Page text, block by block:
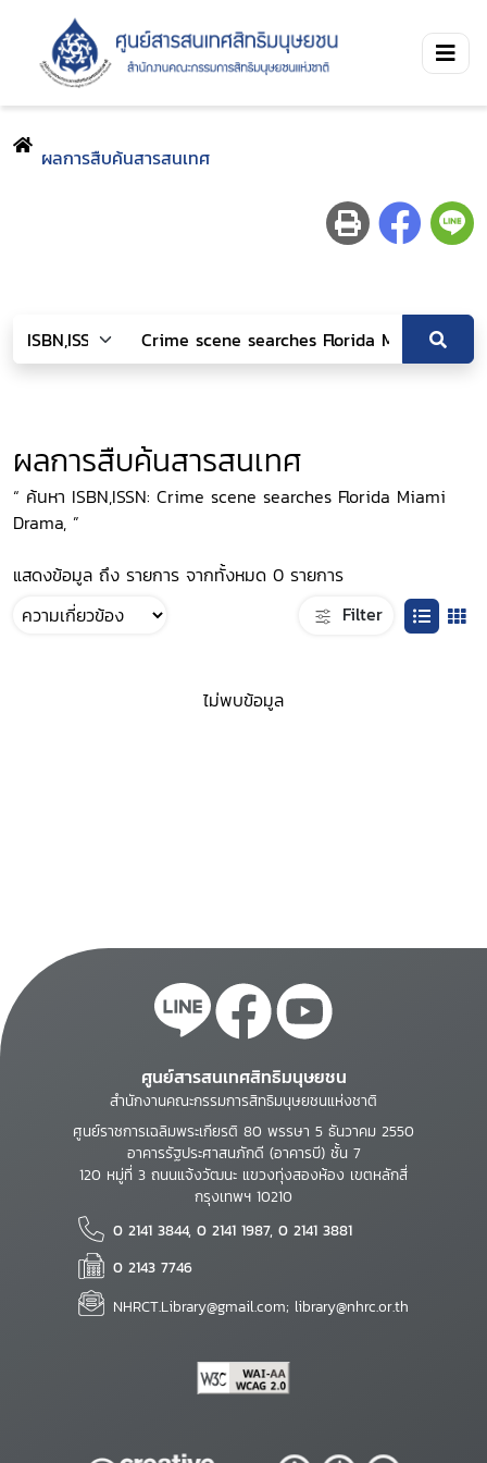
ผลการสืบค้นสารสนเทศ
ผลการสืบค้นสารสนเทศ
“ ค้นหา ISBN,ISSN: Crime scene searches Florida Miami
Drama, ”
แสดงข้อมูล ถึง รายการ จากทั้งหมด 0 รายการ
Filter
ไม่พบข้อมูล
ศูนย์สารสนเทศสิทธิมนุษยชน
สำนักงานคณะกรรมการสิทธิมนุษยชนแห่งชาติ
ศูนย์ราชการเฉลิมพระเกียรติ 80 พรรษา 5 ธันวาคม 2550
อาคารรัฐประศาสนภักดี (อาคารบี) ชั้น 7
120 หมู่ที่ 3 ถนนแจ้งวัฒนะ แขวงทุ่งสองห้อง เขตหลักสี่
กรุงเทพฯ 10210
0 2141 3844, 0 2141 1987, 0 2141 3881
0 2143 7746
NHRCT.Library@gmail.com; library@nhrc.or.th